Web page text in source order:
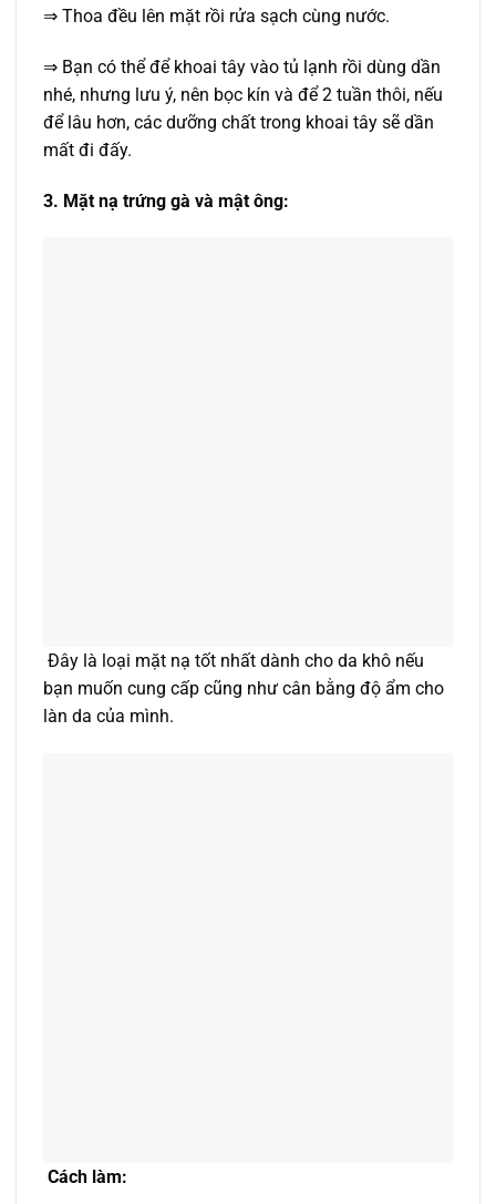
⇒ Thoa đều lên mặt rồi rửa sạch cùng nước.
⇒ Bạn có thể để khoai tây vào tủ lạnh rồi dùng dần
nhé, nhưng lưu ý, nên bọc kín và để 2 tuần thôi, nếu
để lâu hơn, các dưỡng chất trong khoai tây sẽ dần
mất đi đấy.
3. Mặt nạ trứng gà và mật ông:
Đây là loại mặt nạ tốt nhất dành cho da khô nếu
bạn muốn cung cấp cũng như cân bằng độ ẩm cho
làn da của mình.
Cách làm: